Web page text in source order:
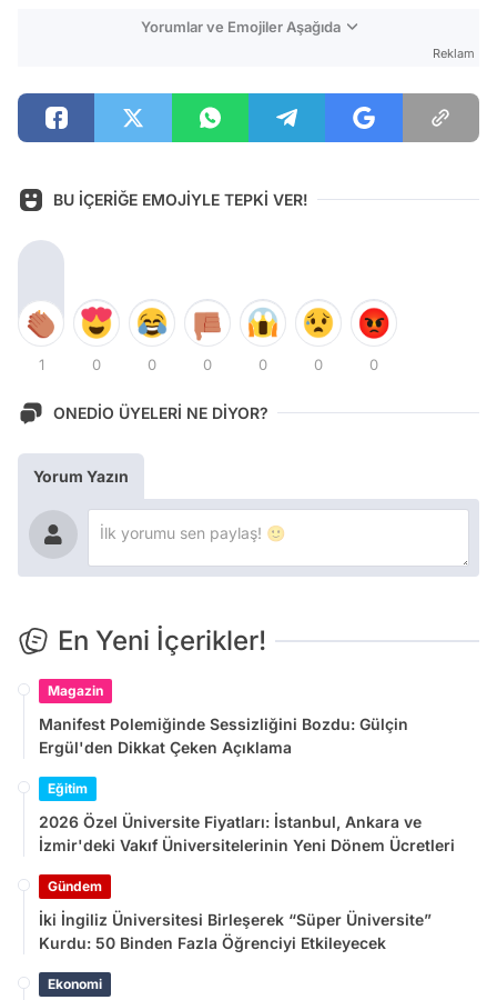
Yorumlar ve Emojiler Aşağıda
Reklam
BU İÇERİĞE EMOJİYLE TEPKİ VER!
1 0 0 0 0 0 0
ONEDİO ÜYELERİ NE DİYOR?
Yorum Yazın
En Yeni İçerikler!
Magazin
Manifest Polemiğinde Sessizliğini Bozdu: Gülçin
Ergül'den Dikkat Çeken Açıklama
Eğitim
2026 Özel Üniversite Fiyatları: İstanbul, Ankara ve
İzmir'deki Vakıf Üniversitelerinin Yeni Dönem Ücretleri
Gündem
İki İngiliz Üniversitesi Birleşerek “Süper Üniversite”
Kurdu: 50 Binden Fazla Öğrenciyi Etkileyecek
Ekonomi